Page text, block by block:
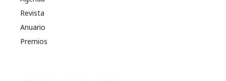
Revista
Anuario
Premios